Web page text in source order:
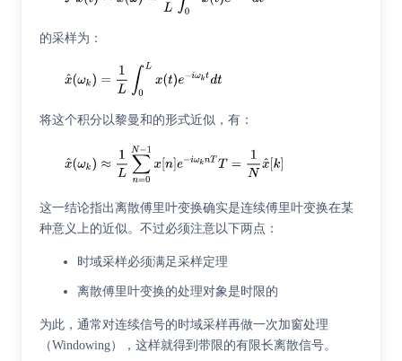
的采样为：
将这个积分以黎曼和的形式近似，有：
这一结论指出离散傅里叶变换确实是连续傅里叶变换在某
种意义上的近似。不过必须注意以下两点：
时域采样必须满足采样定理
离散傅里叶变换的处理对象是时限的
为此，通常对连续信号的时域采样再做一次加窗处理
（Windowing），这样就得到带限的有限长离散信号。